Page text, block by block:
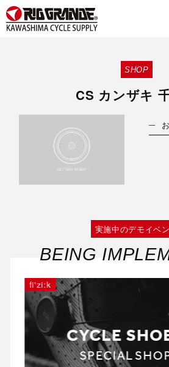
SHOP
CS カンザキ
実施中のデモイベ
BEING
fi'zi:k